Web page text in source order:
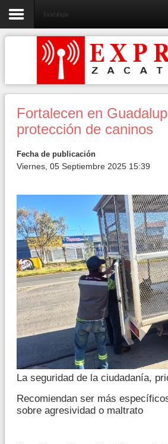
Guadalupe
Fortalecen en
protección de caninos
Fecha de publicación
Viernes, 05 Septiembre 2025 15:39
La seguridad de la ciudadanía,
Recomiendan ser más
sobre agresividad o maltrato